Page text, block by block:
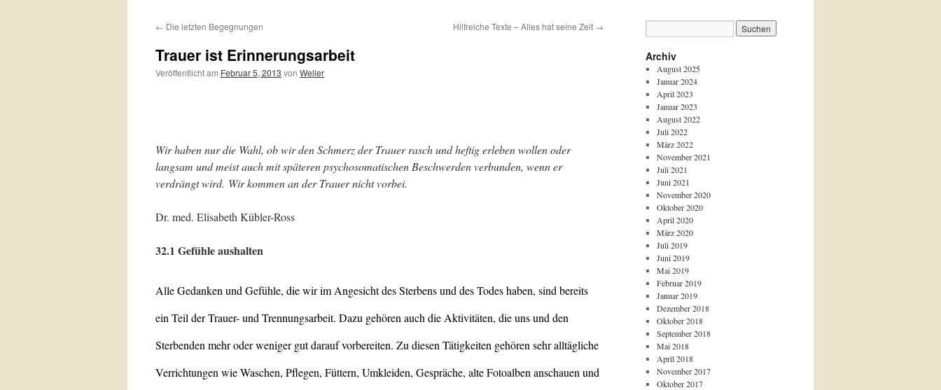
← Die letzten Begegnungen Hilfreiche Texte – Alles hat seine Zeit →
Trauer ist Erinnerungsarbeit
Veröffentlicht am Februar 5, 2013 von Weller
Wir haben nur die Wahl, ob wir den Schmerz der Trauer rasch und heftig erleben wollen oder
langsam und meist auch mit späteren psychosomatischen Beschwerden verbunden, wenn er
verdrängt wird. Wir kommen an der Trauer nicht vorbei.
Dr. med. Elisabeth Kübler-Ross
32.1 Gefühle aushalten
Alle Gedanken und Gefühle, die wir im Angesicht des Sterbens und des Todes haben, sind bereits
ein Teil der Trauer- und Trennungsarbeit. Dazu gehören auch die Aktivitäten, die uns und den
Sterbenden mehr oder weniger gut darauf vorbereiten. Zu diesen Tätigkeiten gehören sehr alltägliche
Verrichtungen wie Waschen, Pflegen, Füttern, Umkleiden, Gespräche, alte Fotoalben anschauen und
Archiv
August 2025
Januar 2024
April 2023
Januar 2023
August 2022
Juli 2022
März 2022
November 2021
Juli 2021
Juni 2021
November 2020
Oktober 2020
April 2020
März 2020
Juli 2019
Juni 2019
Mai 2019
Februar 2019
Januar 2019
Dezember 2018
Oktober 2018
September 2018
Mai 2018
April 2018
November 2017
Oktober 2017